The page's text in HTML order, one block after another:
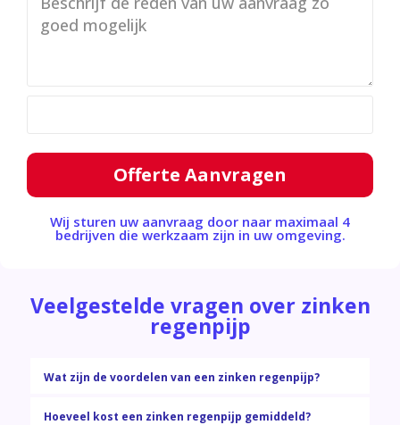
Offerte Aanvragen
Wij sturen uw aanvraag door naar maximaal 4
bedrijven die werkzaam zijn in uw omgeving.
Veelgestelde vragen over zinken
regenpijp
Wat zijn de voordelen van een zinken regenpijp?
Hoeveel kost een zinken regenpijp gemiddeld?